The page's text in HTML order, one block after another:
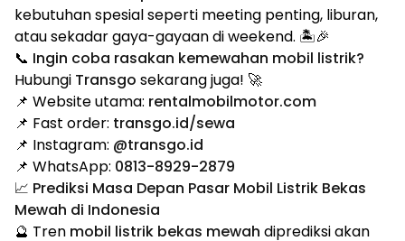
kebutuhan spesial seperti meeting penting, liburan,
atau sekadar gaya-gayaan di weekend. 🏝️🎉
📞 Ingin coba rasakan kemewahan mobil listrik?
Hubungi Transgo sekarang juga! 🚀
📌 Website utama: rentalmobilmotor.com
📌 Fast order: transgo.id/sewa
📌 Instagram: @transgo.id
📌 WhatsApp: 0813-8929-2879
📈 Prediksi Masa Depan Pasar Mobil Listrik Bekas
Mewah di Indonesia
🔮 Tren mobil listrik bekas mewah diprediksi akan